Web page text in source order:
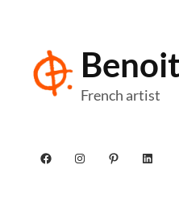
contenu
French artist
Facebook
Instagram
Pinterest